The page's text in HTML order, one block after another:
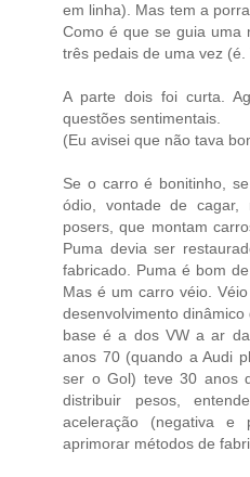
em linha). Mas tem a
Como é que se guia uma
três pedais de uma vez (é.
A parte dois foi curta.
questões sentimentais.
(Eu avisei que não tava
Se o carro é bonitinho,
ódio, vontade de
posers, que montam
Puma devia ser
fabricado. Puma é bom
Mas é um carro véio.
desenvolvimento
base é a dos VW a ar
anos 70 (quando a Audi
ser o Gol) teve 30 anos
distribuir pesos,
aceleração (negativa e
aprimorar métodos de